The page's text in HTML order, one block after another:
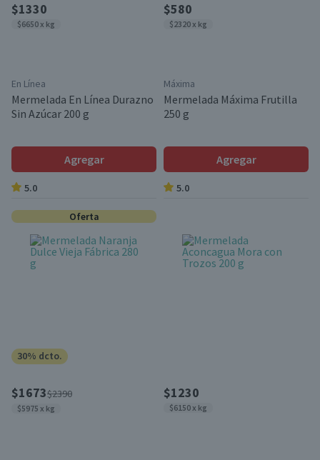
$1330
$6650 x kg
En Línea
Mermelada En Línea Durazno
Sin Azúcar 200 g
Agregar
5.0
$580
$2320 x kg
Máxima
Mermelada Máxima Frutilla
250 g
Agregar
5.0
Oferta
30% dcto.
$1673$2390
$5975 x kg
$1230
$6150 x kg